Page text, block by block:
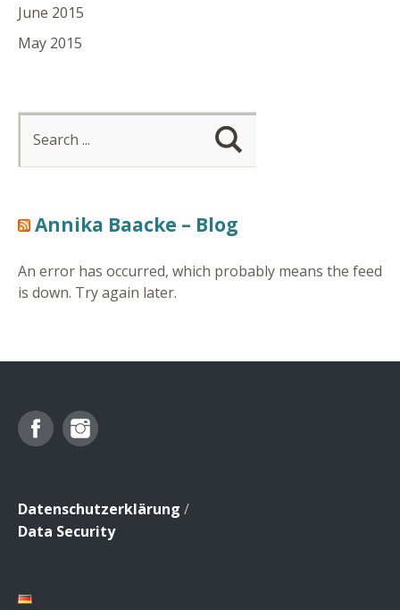
June 2015
May 2015
Annika Baacke – Blog
An error has occurred, which probably means the feed
is down. Try again later.
Facebook
Datenschutzerklärung /
Data Security